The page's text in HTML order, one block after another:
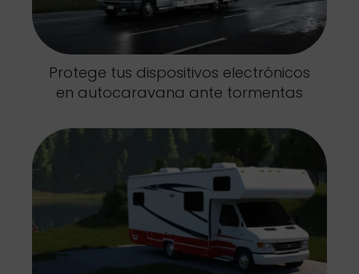
Protege tus dispositivos electrónicos
en autocaravana ante tormentas